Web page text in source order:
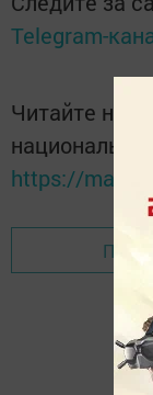
Telegram-
Читайте
https://